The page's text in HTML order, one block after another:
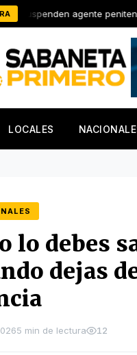
agente penitenciario tras
LOCALES
lo debes
dejas
5 min de lectura 12